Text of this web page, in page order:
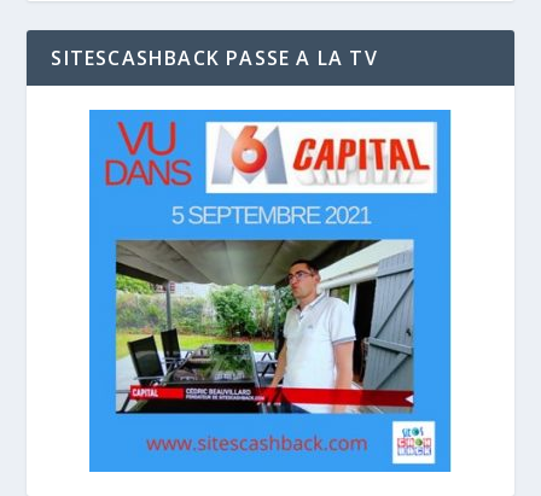
SITESCASHBACK PASSE A LA TV